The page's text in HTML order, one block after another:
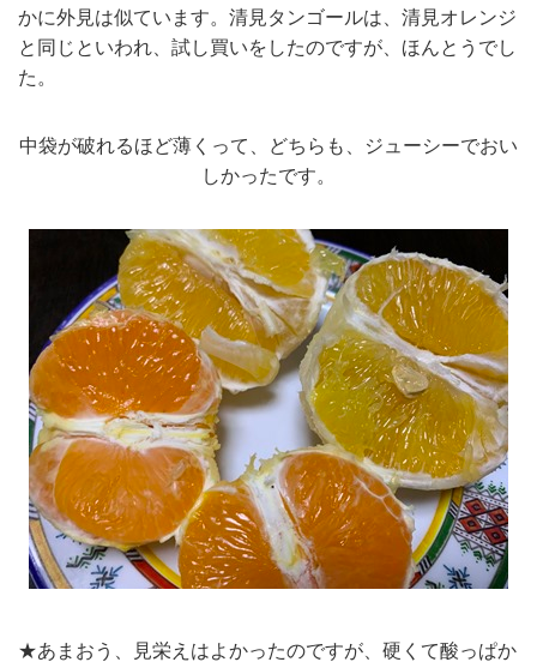
かに外見は似ています。清見タンゴールは、清見オレンジ
と同じといわれ、試し買いをしたのですが、ほんとうでし
た。
中袋が破れるほど薄くって、どちらも、ジューシーでおい
しかったです。
★あまおう、見栄えはよかったのですが、硬くて酸っぱか